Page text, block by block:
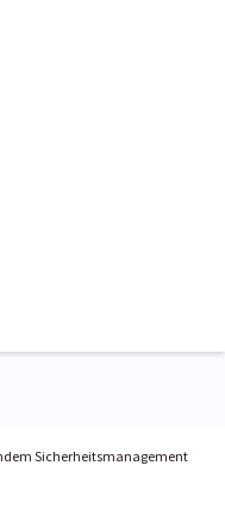
Sicherheitsmanagement